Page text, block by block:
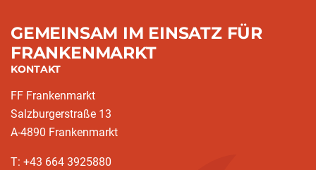
GEMEINSAM IM EINSATZ FÜR
FRANKENMARKT
KONTAKT
FF Frankenmarkt
Salzburgerstraße 13
A-4890 Frankenmarkt
T: +43 664 3925880